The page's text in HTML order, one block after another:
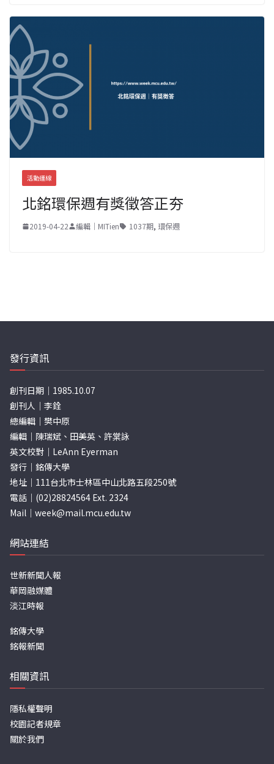
活動連線
北銘環保週有獎徵答正夯
2019-04-22 編輯｜MITien 1037期, 環保週
發行資訊
創刊日期｜1985.10.07
創刊人｜李銓
總編輯｜樊中原
編輯｜陳瑞斌、田美英、許棠詠
英文校對｜LeAnn Eyerman
發行｜銘傳大學
地址｜111台北市士林區中山北路五段250號
電話｜(02)28824564 Ext. 2324
Mail｜ week@mail.mcu.edu.tw
網站連結
世新新聞人報
華岡融媒體
淡江時報
銘傳大學
銘報新聞
相關資訊
隱私權聲明
校園記者規章
關於我們